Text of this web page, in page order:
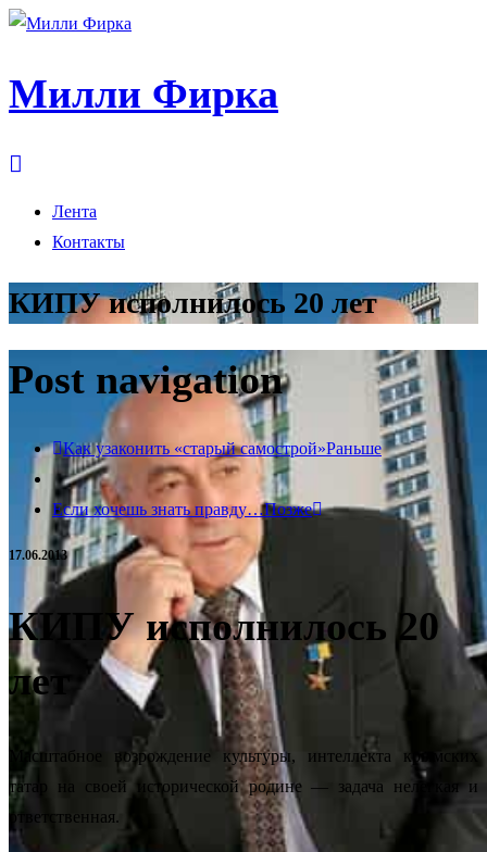
Милли Фирка
Лента
Контакты
КИПУ исполнилось 20 лет
Post navigation
Как узаконить «старый самострой»Раньше
Если хочешь знать правду…Позже
17.06.2013
КИПУ исполнилось 20
лет
Масштабное возрождение культуры, интеллекта крымских
татар на своей исторической родине — задача нелегкая и
ответственная.